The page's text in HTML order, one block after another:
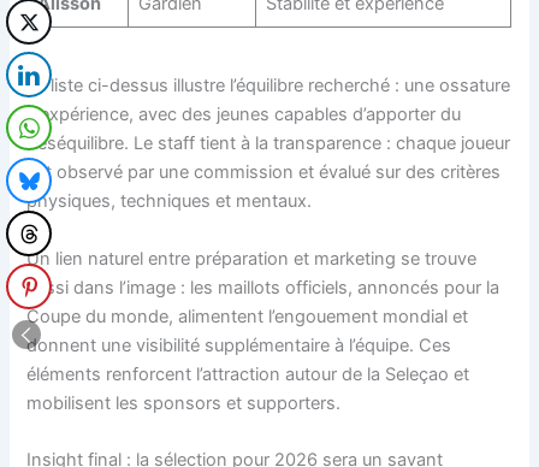
La liste ci-dessus illustre l’équilibre recherché : une ossature
d’expérience, avec des jeunes capables d’apporter du
déséquilibre. Le staff tient à la transparence : chaque joueur
est observé par une commission et évalué sur des critères
physiques, techniques et mentaux.
Un lien naturel entre préparation et marketing se trouve
aussi dans l’image : les maillots officiels, annoncés pour la
Coupe du monde, alimentent l’engouement mondial et
donnent une visibilité supplémentaire à l’équipe. Ces
éléments renforcent l’attraction autour de la Seleçao et
mobilisent les sponsors et supporters.
Insight final : la sélection pour 2026 sera un savant